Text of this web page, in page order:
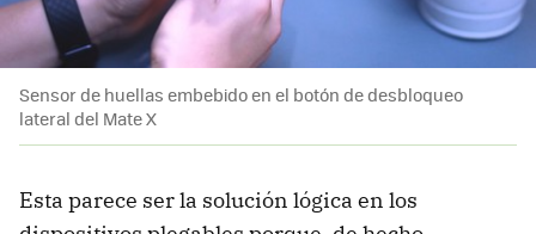
Sensor de huellas embebido en el botón de desbloqueo
lateral del Mate X
Esta parece ser la solución lógica en los